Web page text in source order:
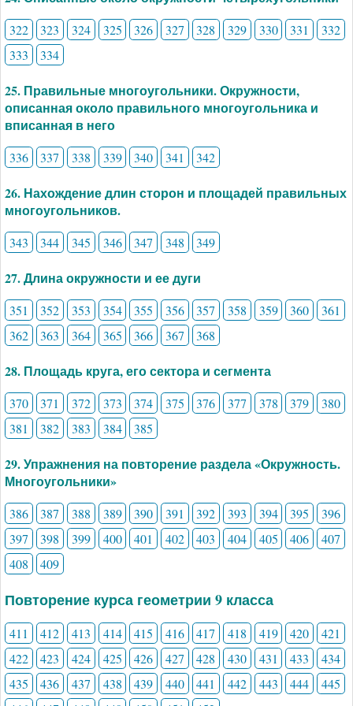
322 323 324 325 326 327 328 329 330 331
332
333
334
25. Правильные многоугольники. Окружности,
описанная около правильного многоугольника и
вписанная в него
336 337 338 339 340 341 342
26. Нахождение длин сторон и площадей правильных
многоугольников.
343 344 345 346 347 348 349
27. Длина окружности и ее дуги
351 352 353 354 355 356 357 358 359 360
361
362
363 364 365 366 367 368
28. Площадь круга, его сектора и сегмента
370 371 372 373 374 375 376 377 378 379
380
381
382 383 384 385
29. Упражнения на повторение раздела «Окружность.
Многоугольники»
386 387 388 389 390 391 392 393 394 395
396
397
398 399 400 401 402 403 404 405 406
407
408
409
Повторение курса геометрии 9 класса
411 412 413 414 415 416 417 418 419 420
421
422
423 424 425 426 427 428 430 431 433
434
435
436 437 438 439 440 441 442 443 444
445